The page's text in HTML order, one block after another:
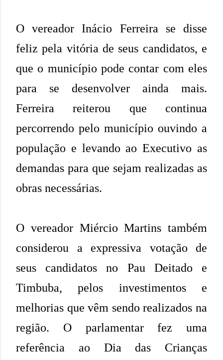
O vereador Inácio Ferreira se disse
feliz pela vitória de seus candidatos, e
que o município pode contar com eles
para se desenvolver ainda mais.
Ferreira reiterou que continua
percorrendo pelo município ouvindo a
população e levando ao Executivo as
demandas para que sejam realizadas as
obras necessárias.
O vereador Miércio Martins também
considerou a expressiva votação de
seus candidatos no Pau Deitado e
Timbuba, pelos investimentos e
melhorias que vêm sendo realizados na
região. O parlamentar fez uma
referência ao Dia das Crianças